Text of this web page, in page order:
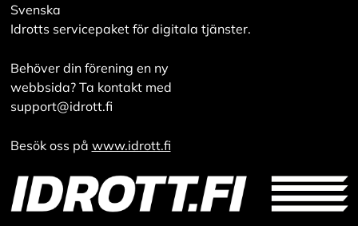
Svenska
Idrotts servicepaket för digitala tjänster.
Behöver din förening en ny
webbsida? Ta kontakt med
support@idrott.fi
Besök oss på www.idrott.fi